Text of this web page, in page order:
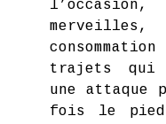
merveilles,
trajets qui
une attaque
fois le pied